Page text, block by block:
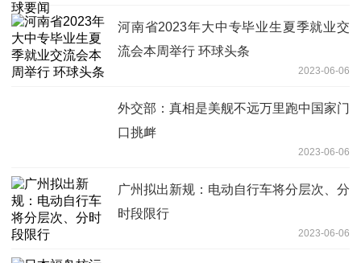
河南省2023年大中专毕业生夏季就业交
流会本周举行 环球头条
2023-06-06
外交部：真相是美舰不远万里跑中国家门
口挑衅
2023-06-06
广州拟出新规：电动自行车将分层次、分
时段限行
2023-06-06